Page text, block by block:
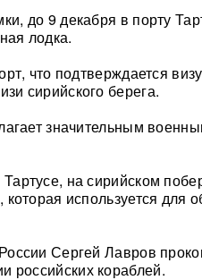
до 9 декабря в порту
лодка.
что подтверждается
сирийского берега.
значительным
на сирийском
используется для
Сергей Лавров
российских кораблей.